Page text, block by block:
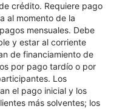
crédito. Requiere pago
al momento de la
mensuales. Debe
y estar al corriente
de financiamiento de
por pago tardío o por
Los
el pago inicial y los
más solventes; los